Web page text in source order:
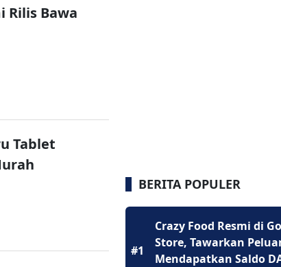
Rilis Bawa
Tablet
BERITA POPULER
#1
Crazy Food Resmi di
Store, Tawarkan
Mendapatkan Saldo